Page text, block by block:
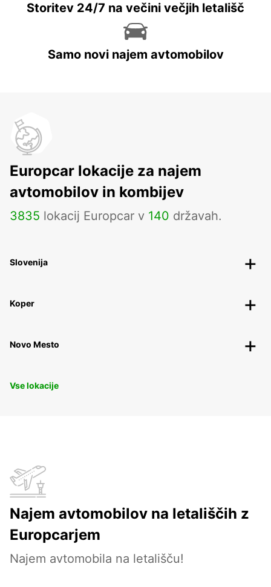
Storitev 24/7 na večini večjih letališč
Samo novi najem avtomobilov
Europcar lokacije za najem
avtomobilov in kombijev
3835 lokacij Europcar v 140 državah.
Slovenija
Koper
Novo Mesto
Vse lokacije
Najem avtomobilov na letališčih z
Europcarjem
Najem avtomobila na letališču!